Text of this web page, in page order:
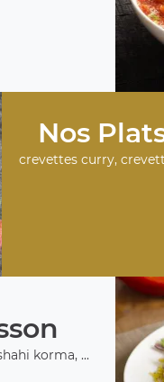
Nos
crevettes curry,
korma, ...